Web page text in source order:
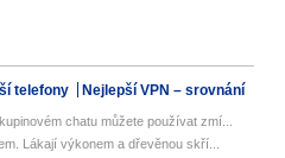
telefony Nejlepší VPN – srovnání
chatu můžete používat zmí...
Lákají výkonem a dřevěnou skří...